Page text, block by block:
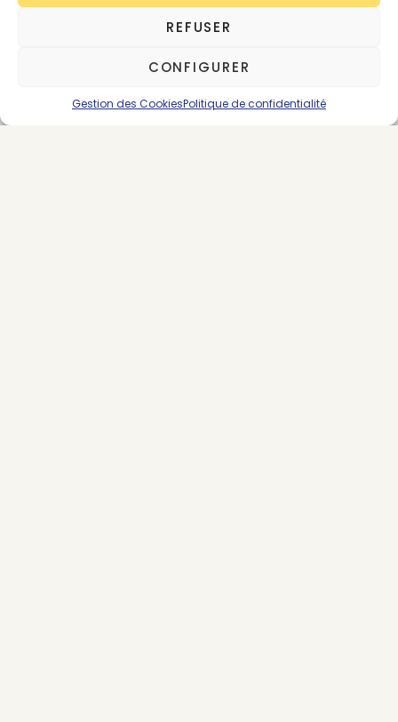
REFUSER
CONFIGURER
Gestion des CookiesPolitique de confidentialité
Multi -auteurs
43 posts